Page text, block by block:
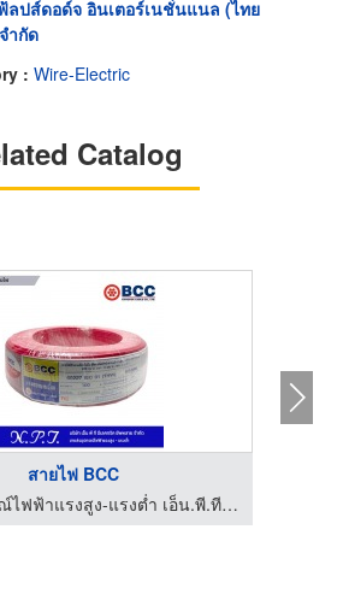
ลปส์ดอด์จ อินเตอร์เนชั่นแนล (ไทย
ำกัด
: Wire-Electric
Catalog
สายไฟ BCC
ขายส่งอุปกรณ์ไฟฟ้าแรงสูง-แรงต่ำ เอ็น.พี.ที.อิเล็กทริค ซัพพลาย